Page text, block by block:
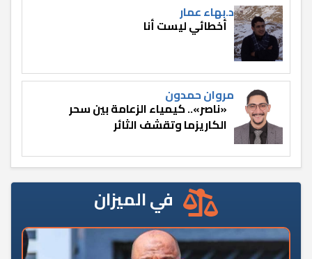
د.بهاء عمار
أخطائي ليست أنا
مروان حمدون
«ناصر».. كيمياء الزعامة بين سحر
الكاريزما وتقشف الثائر
في الميزان